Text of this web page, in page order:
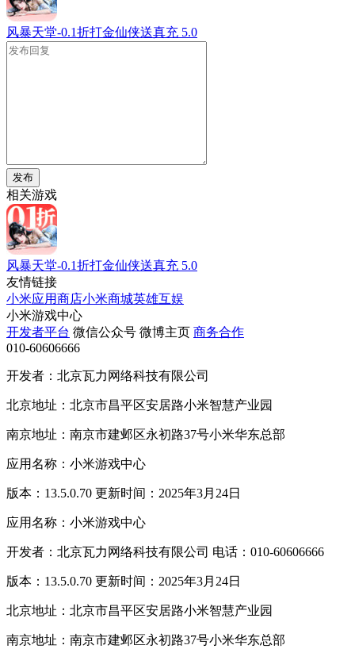
风暴天堂-0.1折打金仙侠送真充 5.0
发布
相关游戏
风暴天堂-0.1折打金仙侠送真充 5.0
友情链接
小米应用商店小米商城英雄互娱
小米游戏中心
开发者平台 微信公众号 微博主页 商务合作
010-60606666
开发者：北京瓦力网络科技有限公司
北京地址：北京市昌平区安居路小米智慧产业园
南京地址：南京市建邺区永初路37号小米华东总部
应用名称：小米游戏中心
版本：13.5.0.70 更新时间：2025年3月24日
应用名称：小米游戏中心
开发者：北京瓦力网络科技有限公司 电话：010-60606666
版本：13.5.0.70 更新时间：2025年3月24日
北京地址：北京市昌平区安居路小米智慧产业园
南京地址：南京市建邺区永初路37号小米华东总部